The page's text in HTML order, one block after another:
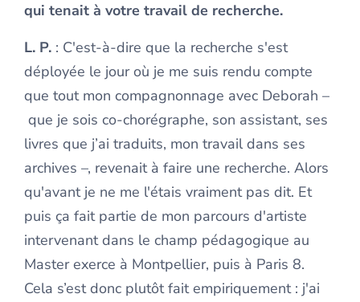
qui tenait à votre travail de recherche.
L. P. : C'est-à-dire que la recherche s'est
déployée le jour où je me suis rendu compte
que tout mon compagnonnage avec Deborah –
que je sois co-chorégraphe, son assistant, ses
livres que j’ai traduits, mon travail dans ses
archives –, revenait à faire une recherche. Alors
qu'avant je ne me l'étais vraiment pas dit. Et
puis ça fait partie de mon parcours d'artiste
intervenant dans le champ pédagogique au
Master exerce à Montpellier, puis à Paris 8.
Cela s’est donc plutôt fait empiriquement : j'ai